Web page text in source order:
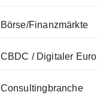
Börse/Finanzmärkte
CBDC / Digitaler Euro
Consultingbranche